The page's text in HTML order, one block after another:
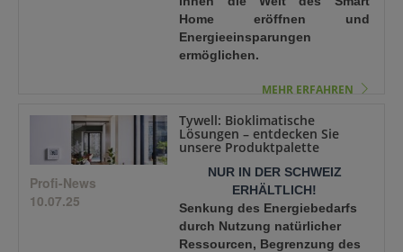
Home eröffnen und
Energieeinsparungen
ermöglichen.
MEHR ERFAHREN
Profi-News
10.07.25
Tywell: Bioklimatische
Lösungen – entdecken Sie
unsere Produktpalette
NUR IN DER SCHWEIZ
ERHÄLTLICH!
Senkung des Energiebedarfs
durch Nutzung natürlicher
Ressourcen, Begrenzung des